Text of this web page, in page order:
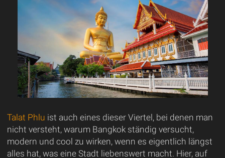
Talat Phlu ist auch eines dieser Viertel, bei denen man
nicht versteht, warum Bangkok ständig versucht,
modern und cool zu wirken, wenn es eigentlich längst
alles hat, was eine Stadt liebenswert macht. Hier, auf